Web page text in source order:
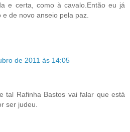
e certa, como à cavalo.Então eu já
e de novo anseio pela paz.
de 2011 às 14:05
tal Rafinha Bastos vai falar que está
ser judeu.